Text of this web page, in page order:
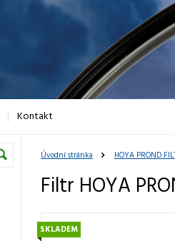
Úvodní stránka HOYA PROND
Filtr HOYA
SKLADEM
Kontakt